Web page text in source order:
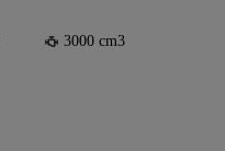
3000 cm3